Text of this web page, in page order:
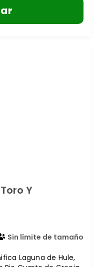
Y
Sin límite de tamaño
Laguna de Hule,